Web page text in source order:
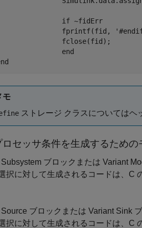
if ~fidErr
    		fprintf(fid,
end
モ
ストレージ クラスについてはヘ
ロセッサ条件を生成するための
ブロックまたは Variant
択に対して生成されるコードは、C
ブロックまたは Variant Sink
択に対して生成されるコードは、C